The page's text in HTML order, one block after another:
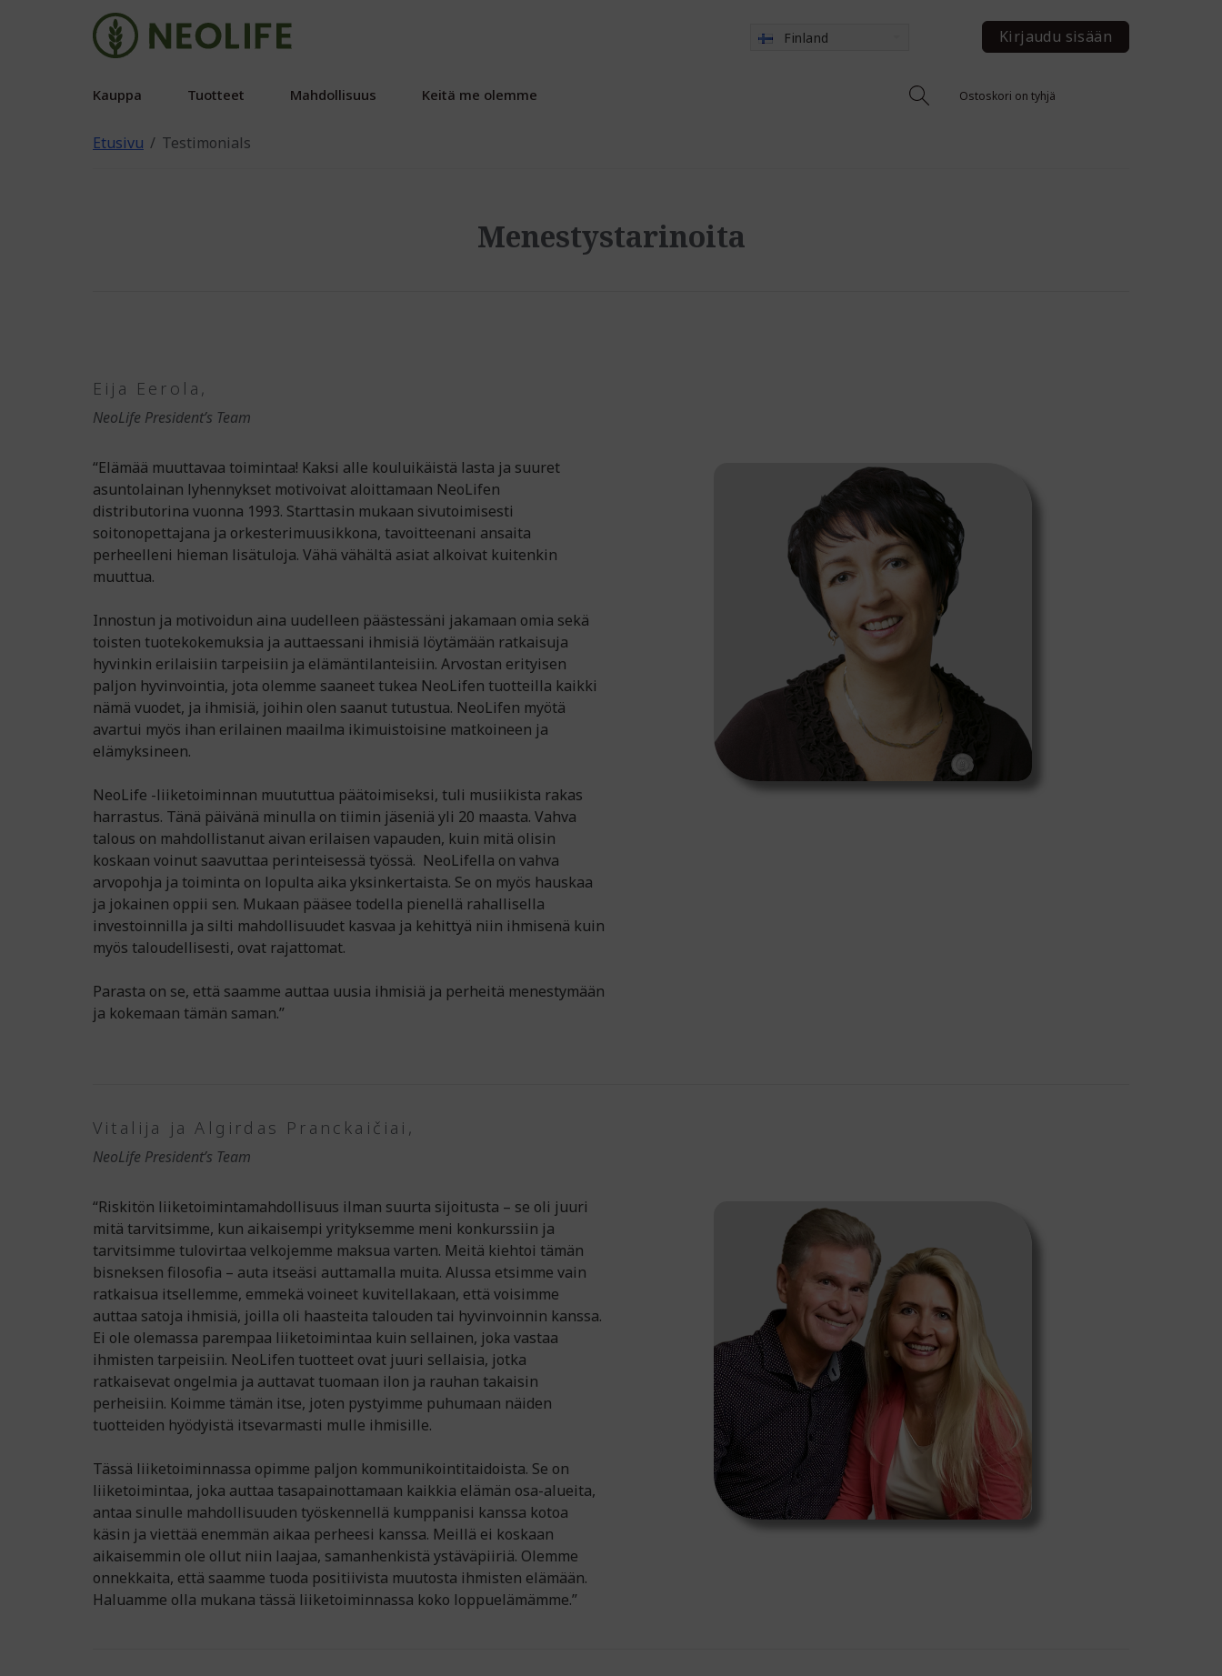
Finland Kirjaudu sisään
Ostoskori on tyhjä
Kauppa Tuotteet Mahdollisuus Keitä me olemme
Etusivu Testimonials
Menestystarinoita
Eija Eerola,
NeoLife President’s Team
“Elämää muuttavaa toimintaa! Kaksi alle kouluikäistä lasta ja suuret
asuntolainan lyhennykset motivoivat aloittamaan NeoLifen
distributorina vuonna 1993. Starttasin mukaan sivutoimisesti
soitonopettajana ja orkesterimuusikkona, tavoitteenani ansaita
perheelleni hieman lisätuloja. Vähä vähältä asiat alkoivat kuitenkin
muuttua.
Innostun ja motivoidun aina uudelleen päästessäni jakamaan omia sekä
toisten tuotekokemuksia ja auttaessani ihmisiä löytämään ratkaisuja
hyvinkin erilaisiin tarpeisiin ja elämäntilanteisiin. Arvostan erityisen
paljon hyvinvointia, jota olemme saaneet tukea NeoLifen tuotteilla kaikki
nämä vuodet, ja ihmisiä, joihin olen saanut tutustua. NeoLifen myötä
avartui myös ihan erilainen maailma ikimuistoisine matkoineen ja
elämyksineen.
NeoLife -liiketoiminnan muututtua päätoimiseksi, tuli musiikista rakas
harrastus. Tänä päivänä minulla on tiimin jäseniä yli 20 maasta. Vahva
talous on mahdollistanut aivan erilaisen vapauden, kuin mitä olisin
koskaan voinut saavuttaa perinteisessä työssä. NeoLifella on vahva
arvopohja ja toiminta on lopulta aika yksinkertaista. Se on myös hauskaa
ja jokainen oppii sen. Mukaan pääsee todella pienellä rahallisella
investoinnilla ja silti mahdollisuudet kasvaa ja kehittyä niin ihmisenä kuin
myös taloudellisesti, ovat rajattomat.
Parasta on se, että saamme auttaa uusia ihmisiä ja perheitä menestymään
ja kokemaan tämän saman.”
Vitalija ja Algirdas Pranckaičiai,
NeoLife President’s Team
“Riskitön liiketoimintamahdollisuus ilman suurta sijoitusta – se oli juuri
mitä tarvitsimme, kun aikaisempi yrityksemme meni konkurssiin ja
tarvitsimme tulovirtaa velkojemme maksua varten. Meitä kiehtoi tämän
bisneksen filosofia – auta itseäsi auttamalla muita. Alussa etsimme vain
ratkaisua itsellemme, emmekä voineet kuvitellakaan, että voisimme
auttaa satoja ihmisiä, joilla oli haasteita talouden tai hyvinvoinnin kanssa.
Ei ole olemassa parempaa liiketoimintaa kuin sellainen, joka vastaa
ihmisten tarpeisiin. NeoLifen tuotteet ovat juuri sellaisia, jotka
ratkaisevat ongelmia ja auttavat tuomaan ilon ja rauhan takaisin
perheisiin. Koimme tämän itse, joten pystyimme puhumaan näiden
tuotteiden hyödyistä itsevarmasti mulle ihmisille.
Tässä liiketoiminnassa opimme paljon kommunikointitaidoista. Se on
liiketoimintaa, joka auttaa tasapainottamaan kaikkia elämän osa-alueita,
antaa sinulle mahdollisuuden työskennellä kumppanisi kanssa kotoa
käsin ja viettää enemmän aikaa perheesi kanssa. Meillä ei koskaan
aikaisemmin ole ollut niin laajaa, samanhenkistä ystäväpiiriä. Olemme
onnekkaita, että saamme tuoda positiivista muutosta ihmisten elämään.
Haluamme olla mukana tässä liiketoiminnassa koko loppuelämämme.”